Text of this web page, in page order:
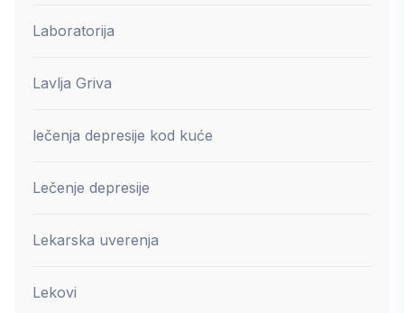
Laboratorija
Lavlja Griva
lečenja depresije kod kuće
Lečenje depresije
Lekarska uverenja
Lekovi